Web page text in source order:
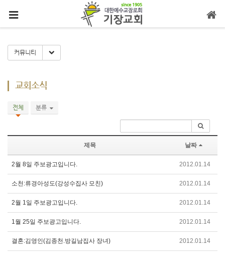
커뮤니티 Toggle Dropdown
교회소식
전체 분류
제목 날짜
2월 8일 주보광고입니다. 2012.01.14
소천:류경아성도(강성수집사 모친) 2012.01.14
2월 1일 주보광고입니다. 2012.01.14
1월 25일 주보광고입니다. 2012.01.14
결혼:김영인(김종천.방길남집사 장녀) 2012.01.14